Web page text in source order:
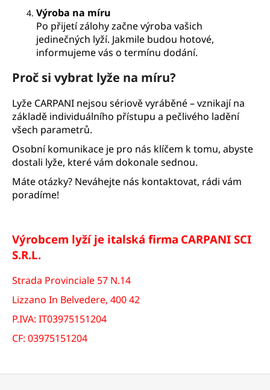
Výroba na míru
Po přijetí zálohy začne výroba vašich
jedinečných lyží. Jakmile budou hotové,
informujeme vás o termínu dodání.
Proč si vybrat lyže na míru?
Lyže CARPANI nejsou sériově vyráběné – vznikají na
základě individuálního přístupu a pečlivého ladění
všech parametrů.
Osobní komunikace je pro nás klíčem k tomu, abyste
dostali lyže, které vám dokonale sednou.
Máte otázky? Neváhejte nás kontaktovat, rádi vám
poradíme!
Výrobcem lyží je italská firma CARPANI SCI
S.R.L.
Strada Provinciale 57 N.14
Lizzano In Belvedere, 400 42
P.IVA: IT03975151204
CF: 03975151204
p
o
r
u
č
u
j
e
m
e